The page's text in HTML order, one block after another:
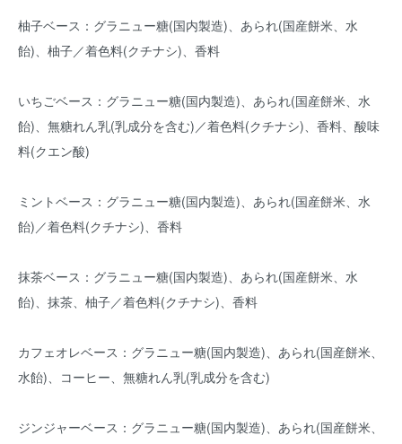
柚子ベース：グラニュー糖(国内製造)、あられ(国産餅米、水
飴)、柚子／着色料(クチナシ)、香料
いちごベース：グラニュー糖(国内製造)、あられ(国産餅米、水
飴)、無糖れん乳(乳成分を含む)／着色料(クチナシ)、香料、酸味
料(クエン酸)
ミントベース：グラニュー糖(国内製造)、あられ(国産餅米、水
飴)／着色料(クチナシ)、香料
抹茶ベース：グラニュー糖(国内製造)、あられ(国産餅米、水
飴)、抹茶、柚子／着色料(クチナシ)、香料
カフェオレベース：グラニュー糖(国内製造)、あられ(国産餅米、
水飴)、コーヒー、無糖れん乳(乳成分を含む)
ジンジャーベース：グラニュー糖(国内製造)、あられ(国産餅米、